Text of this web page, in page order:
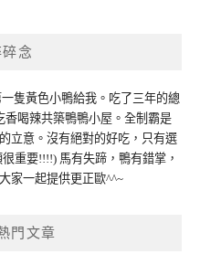
念
隻黃色小鴨給我。吃了三年的總
香喝辣共築鴨鴨小屋。全制霸是
立意。沒有絕對的好吃，只有選
重要!!!!) 馬有失蹄，鴨有錯掌，
家一起提供更正歐^^~
門文章